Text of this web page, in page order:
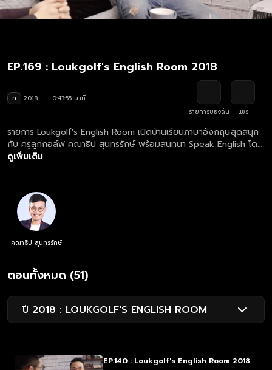
EP.169 : Loukgolf's English Room 2018
ท 2018
0:43:55 นาที
รายการของฉัน
แชร์
รายการ Loukgolf's English Room เปิดบ้านเรียนภาษาอังกฤษสุดสนุก
กับ ครูลูกกอล์ฟ คณาธิป สุนทรรักษ์ พร้อมสนทนา Speak English โดย
เจอกับภารกิจคำศัพท์และการแต่งประโยคสุดฮากัน
ดูเพิ่มเติม
คณาธิป สุนทรรักษ์
ตอนทั้งหมด (51)
ปี 2018 : LOUKGOLF'S ENGLISH ROOM
EP.140 : Loukgolf's English Room 2018